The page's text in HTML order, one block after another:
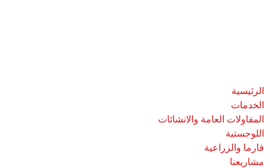
الرئيسية
الخدمات
المقاولات العامة والانشائات
اللوجستية
فارما والزراعية
مشاريعنا